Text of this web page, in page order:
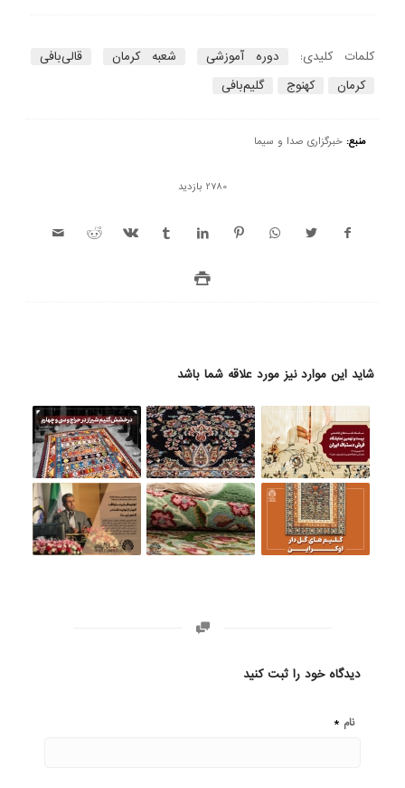
کلمات کلیدی: دوره آموزشی شعبه کرمان
قالی‌بافی
کرمان
کهنوج گلیم‌بافی
منبع: خبرگزاری صدا و سیما
2780 بازدید
شاید این موارد نیز مورد علاقه شما باشد
دیدگاه خود را ثبت کنید
نام *